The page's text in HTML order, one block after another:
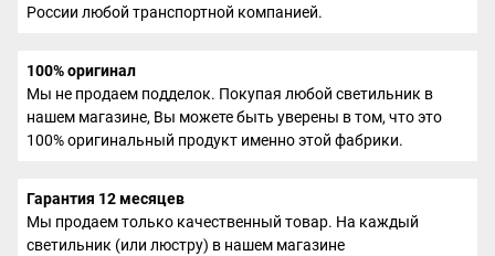
России любой транспортной компанией.
100% оригинал
Мы не продаем подделок. Покупая любой светильник в
нашем магазине, Вы можете быть уверены в том, что это
100% оригинальный продукт именно этой фабрики.
Гарантия 12 месяцев
Мы продаем только качественный товар. На каждый
светильник (или люстру) в нашем магазине